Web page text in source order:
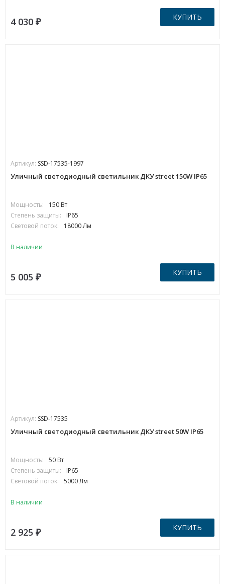
4 030 ₽ КУПИТЬ
Артикул: SSD-17535-1997
Уличный светодиодный светильник ДКУ street 150W IP65
Мощность:
150 Вт
Степень защиты:
IP65
Световой поток:
18000 Лм
В наличии
5 005 ₽ КУПИТЬ
Артикул: SSD-17535
Уличный светодиодный светильник ДКУ street 50W IP65
Мощность:
50 Вт
Степень защиты:
IP65
Световой поток:
5000 Лм
В наличии
2 925 ₽ КУПИТЬ